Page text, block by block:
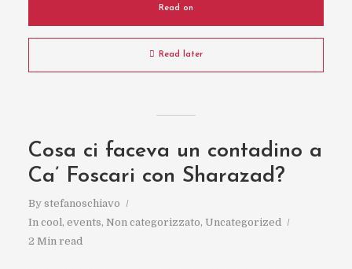
Read on
Read later
Cosa ci faceva un contadino a
Ca’ Foscari con Sharazad?
By stefanoschiavo
In cool, events, Non categorizzato, Uncategorized
2 Min read